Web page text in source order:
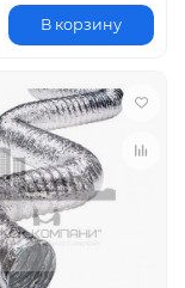
В корзину